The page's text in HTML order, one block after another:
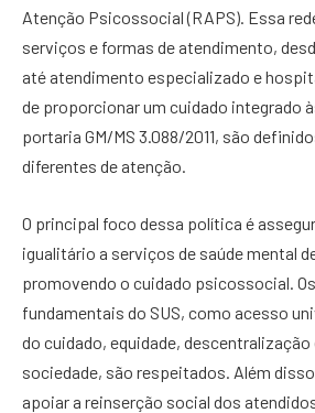
Atenção Psicossocial (RAPS). Essa
serviços e formas de atendimento,
até atendimento especializado e
de proporcionar um cuidado integrado
portaria GM/MS 3.088/2011, são
diferentes de atenção.
O principal foco dessa política é
igualitário a serviços de saúde mental
promovendo o cuidado psicossocial.
fundamentais do SUS, como acesso
do cuidado, equidade,
sociedade, são respeitados. Além
apoiar a reinserção social dos